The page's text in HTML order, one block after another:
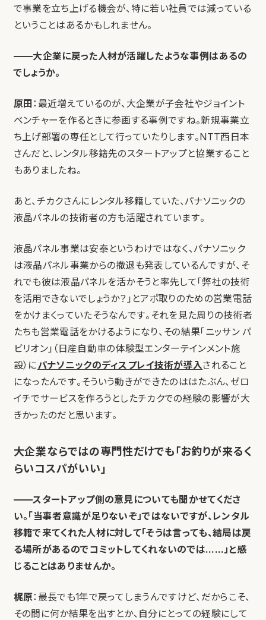
で事業を立ち上げる機会が、特に若い社員では減っている
ということはあるかもしれません。
——大企業に戻った人材が活躍したような事例はあるの
でしょうか。
原田 ：最近増えているのが、大企業が子会社やジョイント
ベンチャーを作るときに参画する事例ですね。新規事業立
ち上げ部署の専任として行っていたりします。NTT西日本
さんだと、レンタル移籍先のスタートアップと協業すること
もありましたね。
あと、チカクさんにレンタル移籍していた、パナソニックの
液晶パネルの技術者の方も活躍されています。
液晶パネル事業は安泰というわけではなく、パナソニック
は液晶パネル事業からの撤退も発表しているんですが、そ
れでも彼は液晶パネルを活かそうと率先して「弊社の技術
を活用できないでしょうか？」とアポ取りのための営業電話
をかけまくっていたそうなんです。それを見た周りの技術者
たちも営業電話をかけるようになり、その結果「ニッサン パ
ビリオン」（日産自動車の体験型エンターテインメント施
設）にパナソニックのディスプレイ技術が導入されること
になったんです。そういう動きができたのははたぶん、ゼロ
イチでサービスを作ろうとしたチカクでの経験の影響が大
きかったのだと思います。
大企業ならではの専門性だけでも「お釣りが来るく
らいコスパがいい」
——スタートアップ側の意見についても聞かせてくださ
い。「当事者意識が足りないぞ」ではないですが、レンタル
移籍で来てくれた人材に対して「そうは言っても、結局は戻
る場所があるのでコミットしてくれないのでは……」と感
じることはありませんか。
梶原：最長でも1年で戻ってしまうんですけど、だからこそ、
その間に何か結果を出すとか、自分にとっての経験にして